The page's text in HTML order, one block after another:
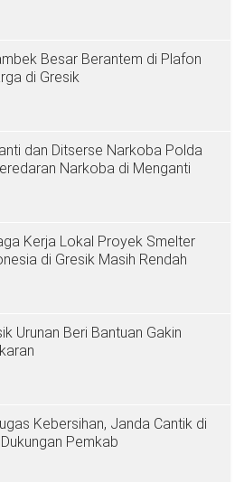
Besar Berantem di Plafon
di Gresik
dan Ditserse Narkoba Polda
Narkoba di Menganti
Kerja Lokal Proyek Smelter
di Gresik Masih Rendah
Urunan Beri Bantuan Gakin
Kebersihan, Janda Cantik di
Pemkab